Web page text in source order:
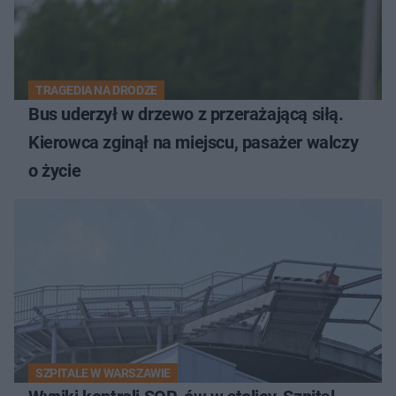
TRAGEDIA NA DRODZE
Bus uderzył w drzewo z przerażającą siłą.
Kierowca zginął na miejscu, pasażer walczy
o życie
SZPITALE W WARSZAWIE